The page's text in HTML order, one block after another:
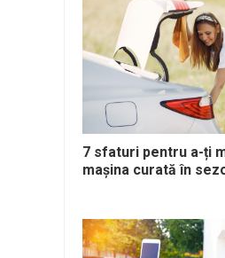
7 sfaturi pentru a-ți
mașina curată în